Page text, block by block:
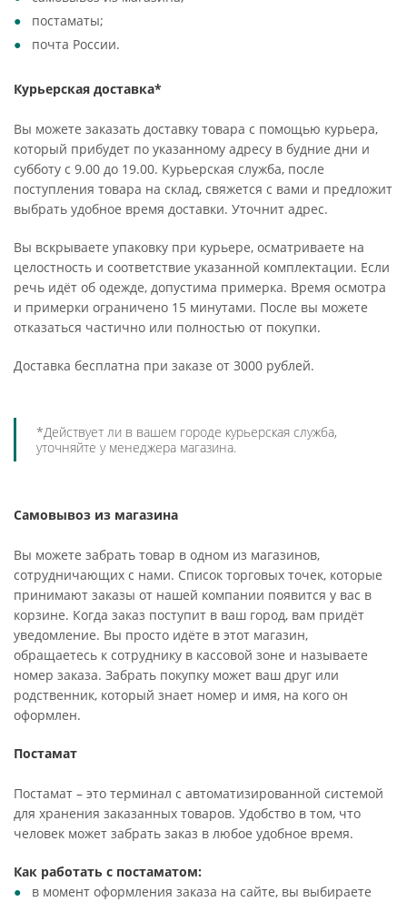
постаматы;
почта России.
Курьерская доставка*
Вы можете заказать доставку товара с помощью курьера,
который прибудет по указанному адресу в будние дни и
субботу с 9.00 до 19.00. Курьерская служба, после
поступления товара на склад, свяжется с вами и предложит
выбрать удобное время доставки. Уточнит адрес.
Вы вскрываете упаковку при курьере, осматриваете на
целостность и соответствие указанной комплектации. Если
речь идёт об одежде, допустима примерка. Время осмотра
и примерки ограничено 15 минутами. После вы можете
отказаться частично или полностью от покупки.
Доставка бесплатна при заказе от 3000 рублей.
*Действует ли в вашем городе курьерская служба,
уточняйте у менеджера магазина.
Самовывоз из магазина
Вы можете забрать товар в одном из магазинов,
сотрудничающих с нами. Список торговых точек, которые
принимают заказы от нашей компании появится у вас в
корзине. Когда заказ поступит в ваш город, вам придёт
уведомление. Вы просто идёте в этот магазин,
обращаетесь к сотруднику в кассовой зоне и называете
номер заказа. Забрать покупку может ваш друг или
родственник, который знает номер и имя, на кого он
оформлен.
Постамат
Постамат – это терминал с автоматизированной системой
для хранения заказанных товаров. Удобство в том, что
человек может забрать заказ в любое удобное время.
Как работать с постаматом:
в момент оформления заказа на сайте, вы выбираете